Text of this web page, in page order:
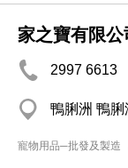
家之寶有限公
2997 6613
鴨脷洲 鴨脷
寵物用品─批發及製造